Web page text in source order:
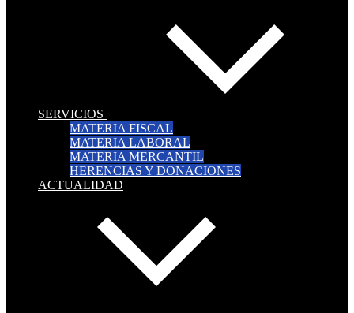
SERVICIOS
MATERIA FISCAL
MATERIA LABORAL
MATERIA MERCANTIL
HERENCIAS Y DONACIONES
ACTUALIDAD